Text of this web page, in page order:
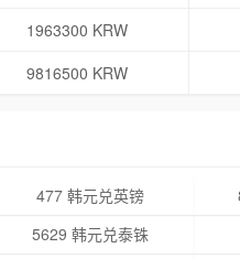
1963300 KRW
9816500 KRW
477 韩元兑英镑
5629 韩元兑泰铢